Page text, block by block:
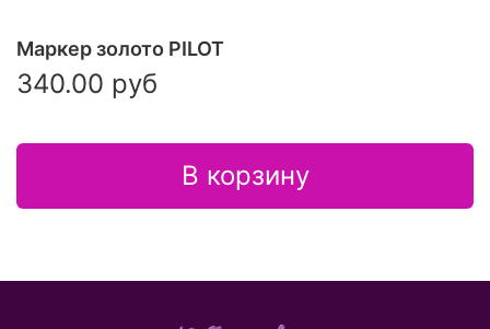
Маркер золото PILOT
340.00 руб
В корзину